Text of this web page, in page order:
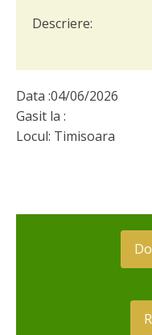
Descriere:
Data :04/06/2026
Gasit la :
Locul: Timisoara